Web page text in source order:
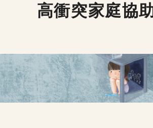
高衝突家庭協